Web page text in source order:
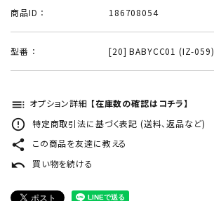
商品ID ： 186708054
型番 ： [20] BABYCC01 (IZ-059)
toc オプション詳細 【在庫数の確認はコチラ】
error_outline 特定商取引法に基づく表記 (送料、返品など)
share この商品を友達に教える
undo 買い物を続ける